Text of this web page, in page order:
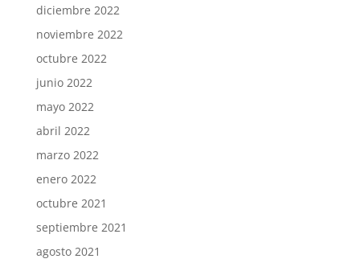
diciembre 2022
noviembre 2022
octubre 2022
junio 2022
mayo 2022
abril 2022
marzo 2022
enero 2022
octubre 2021
septiembre 2021
agosto 2021